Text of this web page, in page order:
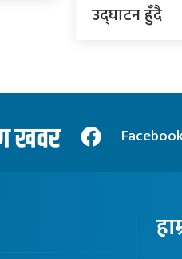
उद्घाटन हुँदै